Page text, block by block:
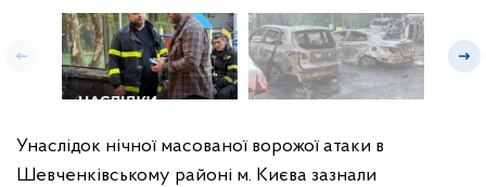
Унаслідок нічної масованої ворожої атаки в
Шевченківському районі м. Києва зазнали